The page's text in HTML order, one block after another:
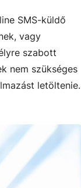
SMS-küldő
vagy
szabott
nem szükséges
letöltenie.